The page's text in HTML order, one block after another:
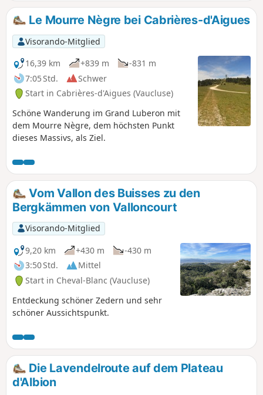
Le Mourre Nègre bei Cabrières-d'Aigues
Visorando-Mitglied
16,39 km
+839 m
-831 m
7:05 Std.
Schwer
Start in Cabrières-d'Aigues (Vaucluse)
Schöne Wanderung im Grand Luberon mit
dem Mourre Nègre, dem höchsten Punkt
dieses Massivs, als Ziel.
Vom Vallon des Buisses zu den
Bergkämmen von Valloncourt
Visorando-Mitglied
9,20 km
+430 m
-430 m
3:50 Std.
Mittel
Start in Cheval-Blanc (Vaucluse)
Entdeckung schöner Zedern und sehr
schöner Aussichtspunkt.
Die Lavendelroute auf dem Plateau
d'Albion